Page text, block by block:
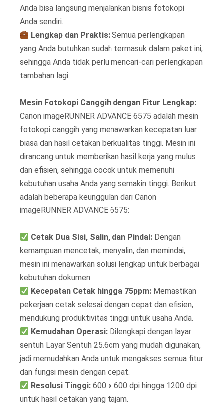
Anda bisa langsung menjalankan bisnis fotokopi
Anda sendiri.
Lengkap dan Praktis: Semua perlengkapan
yang Anda butuhkan sudah termasuk dalam paket ini,
sehingga Anda tidak perlu mencari-cari perlengkapan
tambahan lagi.
Mesin Fotokopi Canggih dengan Fitur Lengkap:
Canon imageRUNNER ADVANCE 6575 adalah mesin
fotokopi canggih yang menawarkan kecepatan luar
biasa dan hasil cetakan berkualitas tinggi. Mesin ini
dirancang untuk memberikan hasil kerja yang mulus
dan efisien, sehingga cocok untuk memenuhi
kebutuhan usaha Anda yang semakin tinggi. Berikut
adalah beberapa keunggulan dari Canon
imageRUNNER ADVANCE 6575:
Cetak Dua Sisi, Salin, dan Pindai: Dengan
kemampuan mencetak, menyalin, dan memindai,
mesin ini menawarkan solusi lengkap untuk berbagai
kebutuhan dokumen
Kecepatan Cetak hingga 75ppm: Memastikan
pekerjaan cetak selesai dengan cepat dan efisien,
mendukung produktivitas tinggi untuk usaha Anda.
Kemudahan Operasi: Dilengkapi dengan layar
sentuh Layar Sentuh 25.6cm yang mudah digunakan,
jadi memudahkan Anda untuk mengakses semua fitur
dan fungsi mesin dengan cepat.
Resolusi Tinggi: 600 x 600 dpi hingga 1200 dpi
untuk hasil cetakan yang tajam.